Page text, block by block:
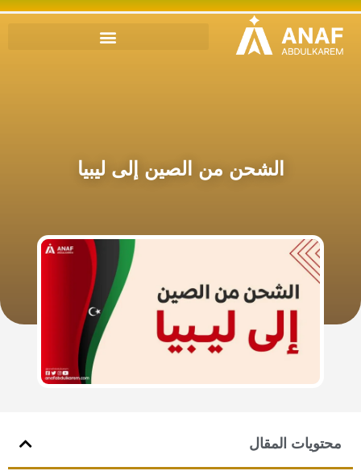
الشحن من الصين إلى ليبيا
محتويات المقال